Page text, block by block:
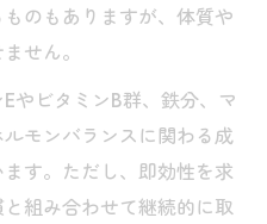
のもありますが、体質や
せん。
やビタミンB群、鉄分、マ
モンバランスに関わる成
す。ただし、即効性を求
組み合わせて継続的に取